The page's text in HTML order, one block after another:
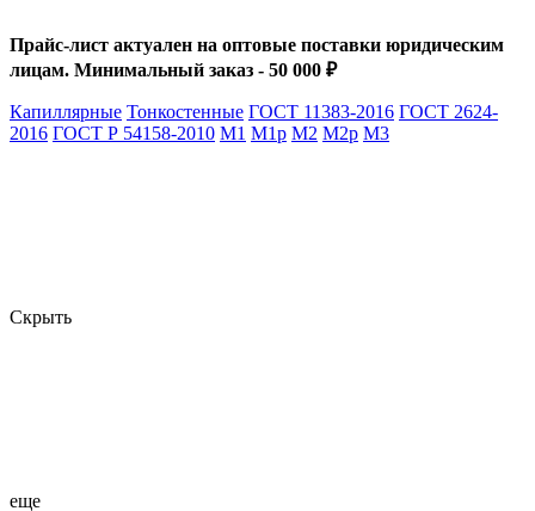
Прайс-лист актуален на оптовые поставки юридическим
лицам. Минимальный заказ - 50 000 ₽
Капиллярные Тонкостенные ГОСТ 11383-2016 ГОСТ 2624-
2016 ГОСТ Р 54158-2010 М1 М1р М2 М2р М3
Скрыть
еще